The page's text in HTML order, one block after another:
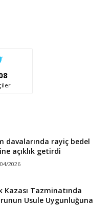
davalarında rayiç bedel
açıklık getirdi
2026
Kazası Tazminatında
Usule Uygunluğuna